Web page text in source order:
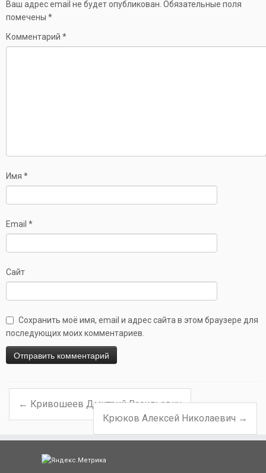
Ваш адрес email не будет опубликован. Обязательные поля
помечены *
Комментарий *
Имя *
Email *
Сайт
Сохранить моё имя, email и адрес сайта в этом браузере для
последующих моих комментариев.
Навигация по записям
← Кривошеев Дмитрий Васильевич
Крюков Алексей Николаевич →